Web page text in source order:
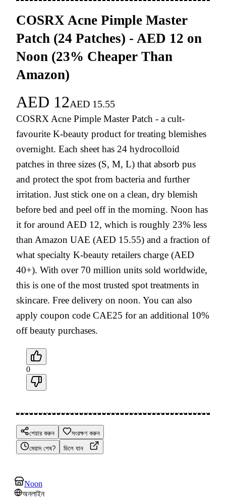
COSRX Acne Pimple Master
Patch (24 Patches) - AED 12 on
Noon (23% Cheaper Than
Amazon)
AED 12AED 15.55
COSRX Acne Pimple Master Patch - a cult-
favourite K-beauty product for treating blemishes
overnight. Each sheet has 24 hydrocolloid
patches in three sizes (S, M, L) that absorb pus
and protect the spot from bacteria and further
irritation. Just stick one on a clean, dry blemish
before bed and peel off in the morning. Noon has
it for around AED 12, which is roughly 23% less
than Amazon UAE (AED 15.55) and a fraction of
what specialty K-beauty retailers charge (AED
40+). With over 70 million units sold worldwide,
this is one of the most trusted spot treatments in
skincare. Free delivery on noon. You can also
apply coupon code CAE25 for an additional 10%
off beauty purchases.
0
শেয়ার করুন
সংরক্ষণ করুন
মেয়াদ শেষ?
ডিলে যান
Noon
অনলাইন